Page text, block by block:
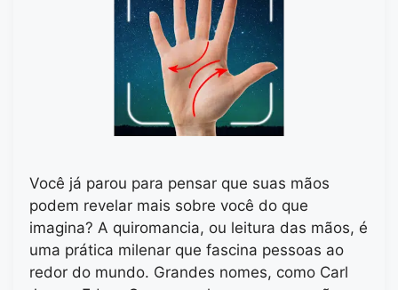
Você já parou para pensar que suas mãos
podem revelar mais sobre você do que
imagina? A quiromancia, ou leitura das mãos, é
uma prática milenar que fascina pessoas ao
redor do mundo. Grandes nomes, como Carl